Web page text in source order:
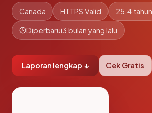
Canada HTTPS Valid 25.4 tahun
Diperbarui3 bulan yang lalu
Laporan lengkap ↓ Cek Gratis